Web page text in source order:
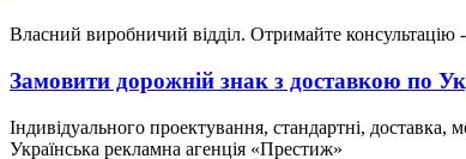
Власний виробничий відділ. Отримайте консультацію
Замовити дорожній знак з доставкою по
Індивідуального проектування, стандартні, доставка,
Українська рекламна агенція «Престиж»